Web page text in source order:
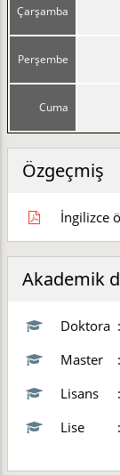
Çarşamba
Perşembe
Cuma
Özgeçmiş
İngilizce
Akademik
Doktora :
Master
:
Lisans
:
Lise
: